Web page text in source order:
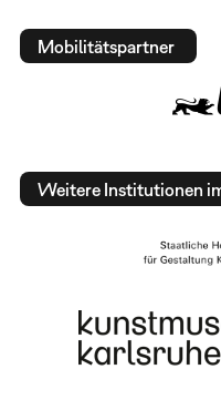
Mobilitätspartner
Weitere Institutionen